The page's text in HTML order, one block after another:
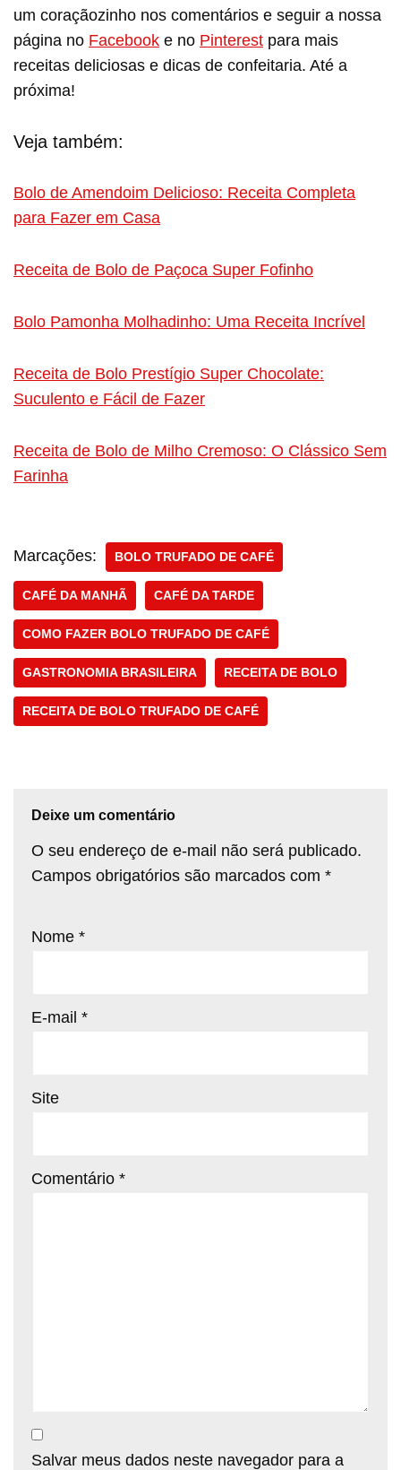
um coraçãozinho nos comentários e seguir a nossa
página no Facebook e no Pinterest para mais
receitas deliciosas e dicas de confeitaria. Até a
próxima!
Veja também:
Bolo de Amendoim Delicioso: Receita Completa
para Fazer em Casa
Receita de Bolo de Paçoca Super Fofinho
Bolo Pamonha Molhadinho: Uma Receita Incrível
Receita de Bolo Prestígio Super Chocolate:
Suculento e Fácil de Fazer
Receita de Bolo de Milho Cremoso: O Clássico Sem
Farinha
Marcações: BOLO TRUFADO DE CAFÉ
CAFÉ DA MANHÃ CAFÉ DA TARDE
COMO FAZER BOLO TRUFADO DE CAFÉ
GASTRONOMIA BRASILEIRA RECEITA DE BOLO
RECEITA DE BOLO TRUFADO DE CAFÉ
Deixe um comentário
O seu endereço de e-mail não será publicado.
Campos obrigatórios são marcados com *
Nome *
E-mail *
Site
Comentário *
Salvar meus dados neste navegador para a